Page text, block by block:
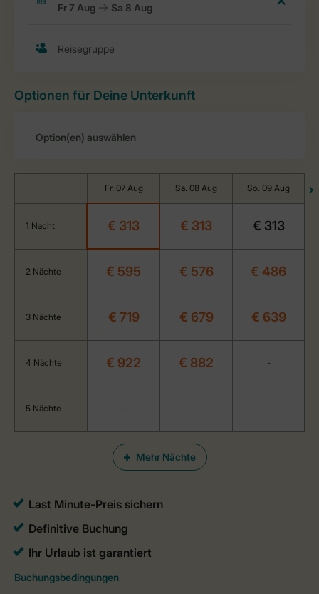
Optionen für Deine Unterkunft
Mehr Nächte
Fr. 07 Aug Sa. 08 Aug So. 09 Aug
1 Nacht € 313 € 313 € 313
2 Nächte € 595 € 576 € 486
3 Nächte € 719 € 679 € 639
4 Nächte € 922 € 882 -
5 Nächte - - -